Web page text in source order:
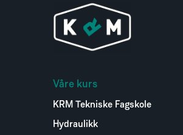
Våre kurs
KRM Tekniske Fagskole
Hydraulikk